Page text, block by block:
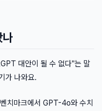
나
대안이 될 수 없다"는 말
가 나와요.
치마크에서 GPT-4o와 수치